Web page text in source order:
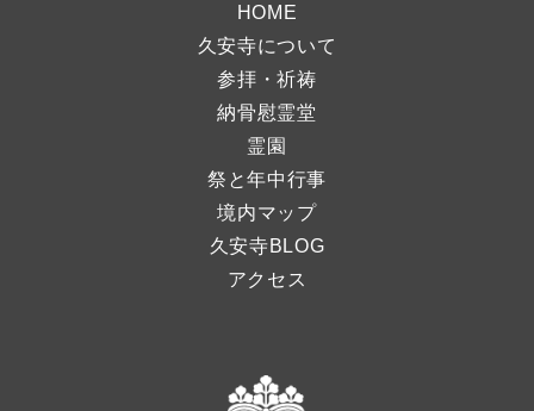
HOME
久安寺について
参拝・祈祷
納骨慰霊堂
霊園
祭と年中行事
境内マップ
久安寺BLOG
アクセス